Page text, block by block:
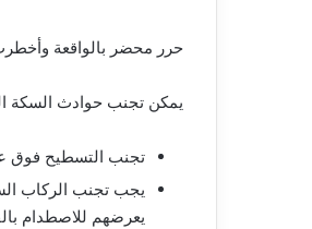
حرر محضر بالواقعة وأخطرت
يمكن تجنب حوادث السكة
تجنب التسطيح فوق
يجب تجنب الركاب
يعرضهم للاصطدام